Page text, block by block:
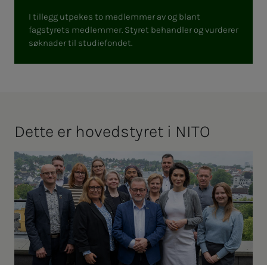
I tillegg utpekes to medlemmer av og blant
fagstyrets medlemmer. Styret behandler og vurderer
søknader til studiefondet.
Det­­­te er ho­ved­­­­­sty­ret i NITO